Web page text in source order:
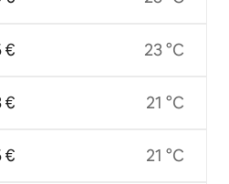
€
€
€
23 °C
21 °C
21 °C